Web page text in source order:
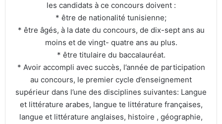
les candidats à ce concours doivent :
* être de nationalité tunisienne;
* être âgés, à la date du concours, de dix-sept ans au
moins et de vingt- quatre ans au plus.
* être titulaire du baccalauréat.
* Avoir accompli avec succès, l’année de participation
au concours, le premier cycle d’enseignement
supérieur dans l’une des disciplines suivantes: Langue
et littérature arabes, langue te littérature françaises,
langue et littérature anglaises, histoire , géographie,